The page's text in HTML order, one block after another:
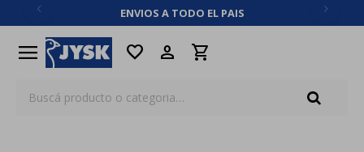
ENVIOS A TODO EL PAIS
menu favorite
close